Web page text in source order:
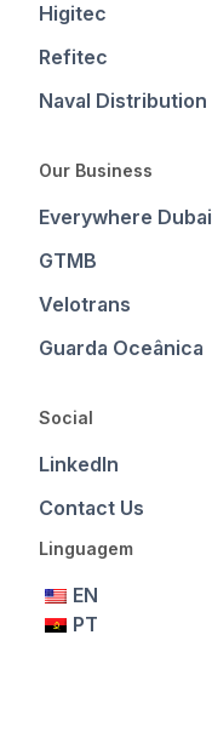
Higitec
Refitec
Naval Distribution
Our Business
Everywhere Dubai
GTMB
Velotrans
Guarda Oceânica
Social
LinkedIn
Contact Us
Linguagem
EN
PT